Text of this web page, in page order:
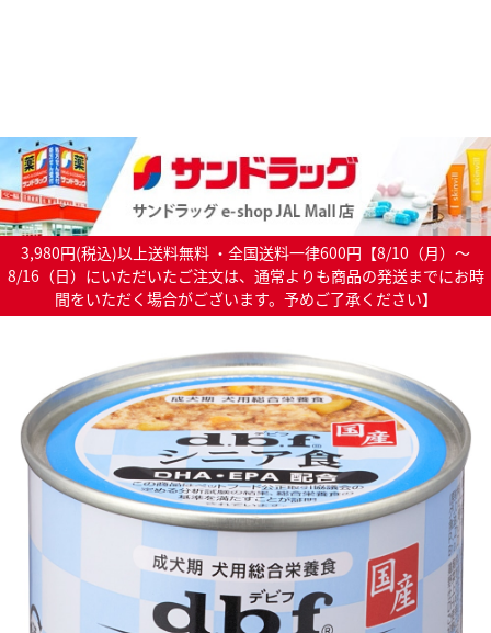
3,980円(税込)以上送料無料 ・全国送料一律600円【8/10（月）～
8/16（日）にいただいたご注文は、通常よりも商品の発送までにお時
間をいただく場合がございます。予めご了承ください】